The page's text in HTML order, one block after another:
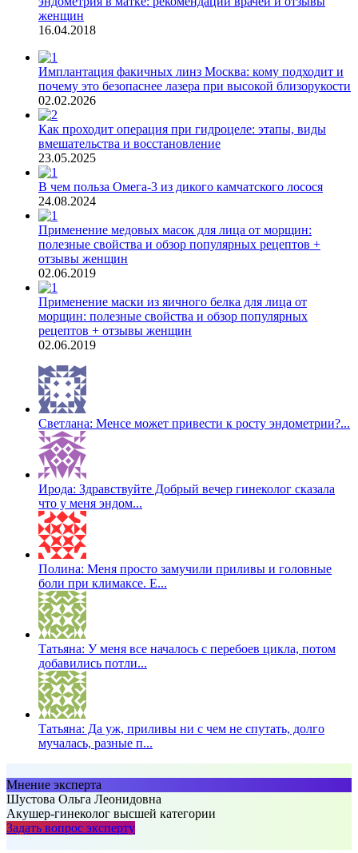
женщин
16.04.2018
Имплантация факичных линз Москва: кому подходит и
почему это безопаснее лазера при высокой близорукости
02.02.2026
Как проходит операция при гидроцеле: этапы, виды
вмешательства и восстановление
23.05.2025
В чем польза Омега-3 из дикого камчатского лосося
24.08.2024
Применение медовых масок для лица от морщин:
полезные свойства и обзор популярных рецептов +
отзывы женщин
02.06.2019
Применение маски из яичного белка для лица от
морщин: полезные свойства и обзор популярных
рецептов + отзывы женщин
02.06.2019
Светлана: Менсе может привести к росту эндометрии?...
Ирода: Здравствуйте Добрый вечер гинеколог сказала
что у меня эндом...
Полина: Меня просто замучили приливы и головные
боли при климаксе. Е...
Татьяна: У меня все началось с перебоев цикла, потом
добавились потли...
Татьяна: Да уж, приливы ни с чем не спутать, долго
мучалась, разные п...
Мнение эксперта
Шустова Ольга Леонидовна
Акушер-гинеколог высшей категории
Задать вопрос эксперту